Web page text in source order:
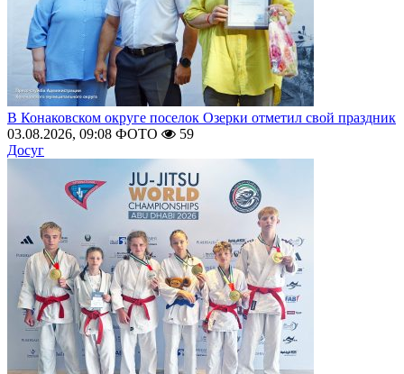
В Конаковском округе поселок Озерки отметил свой праздник
03.08.2026, 09:08 ФОТО
59
Досуг